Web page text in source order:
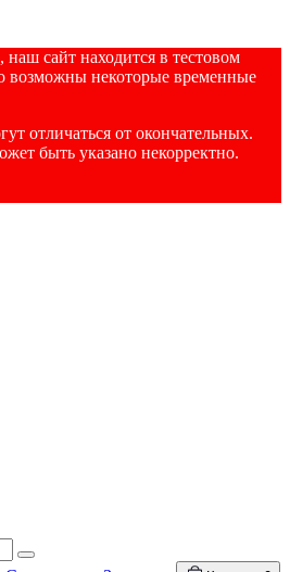
сайт находится в тестовом
возможны некоторые временные
отличаться от окончательных.
быть указано некорректно.